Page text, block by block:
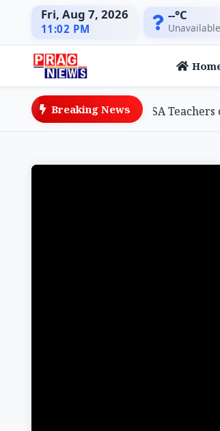
Fri, Aug 7, 2026
11:02 PM
--°C
Unavailable
Breaking News
Minister Assures SSA Teachers on